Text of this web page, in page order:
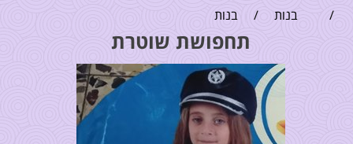
/ בנות / בנות
תחפושת שוטרת